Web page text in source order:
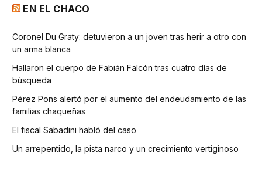
EN EL CHACO
Coronel Du Graty: detuvieron a un joven tras herir a otro con
un arma blanca
Hallaron el cuerpo de Fabián Falcón tras cuatro días de
búsqueda
Pérez Pons alertó por el aumento del endeudamiento de las
familias chaqueñas
El fiscal Sabadini habló del caso
Un arrepentido, la pista narco y un crecimiento vertiginoso